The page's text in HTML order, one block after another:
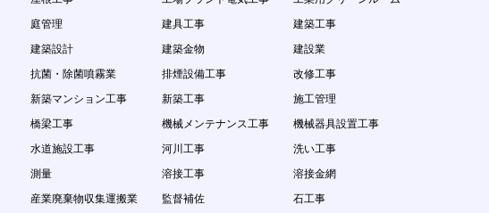
庭管理 建具工事
建築工事
建築設計 建築金物
建設業
抗菌・除菌噴霧業 排煙設備工事
改修工事
新築マンション工事 新築工事
施工管理
橋梁工事 機械メンテナンス工事
機械器具設置工事
水道施設工事 河川工事
洗い工事
測量 溶接工事
溶接金網
産業廃棄物収集運搬業 監督補佐
石工事